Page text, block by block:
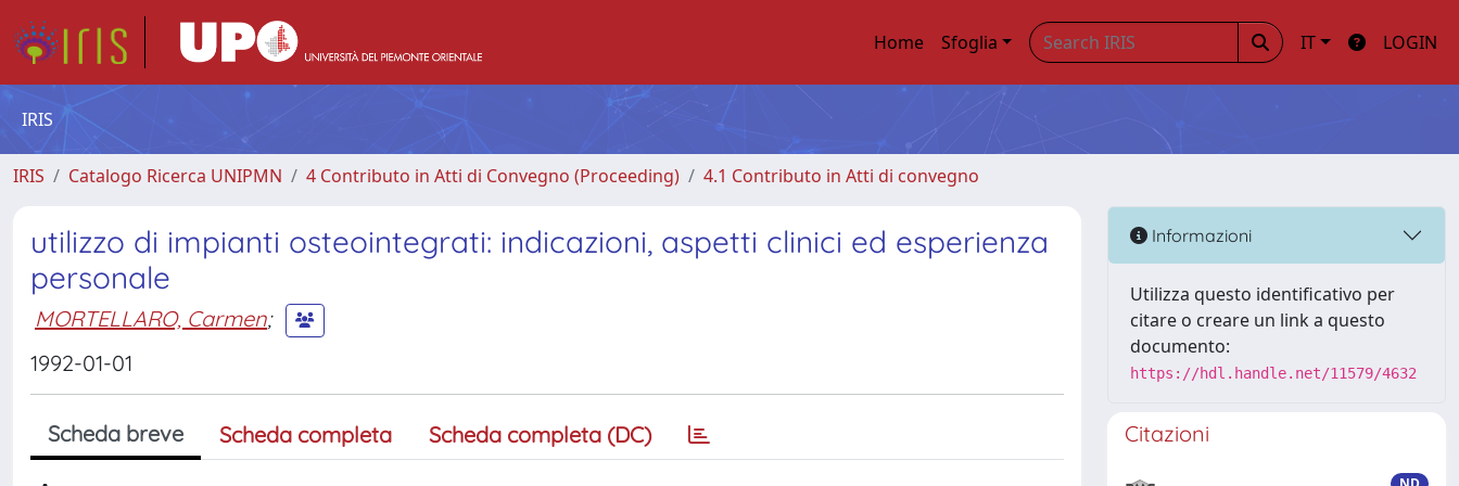
Home Sfoglia IT LOGIN
IRIS
IRIS Catalogo Ricerca UNIPMN 4 Contributo in Atti di Convegno (Proceeding) 4.1 Contributo in Atti di convegno
utilizzo di impianti osteointegrati: indicazioni, aspetti clinici ed esperienza
personale
MORTELLARO, Carmen;
1992-01-01
Scheda breve Scheda completa Scheda completa (DC)
Informazioni
Utilizza questo identificativo per
citare o creare un link a questo
documento:
https://hdl.handle.net/11579/4632
Citazioni